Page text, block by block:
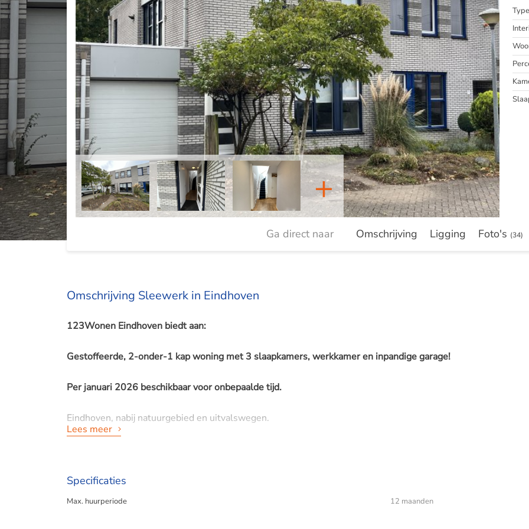
+
Type
Ga direct naar Omschrijving Ligging Foto's (34)
Omschrijving Sleewerk in Eindhoven
123Wonen Eindhoven biedt aan:
Gestoffeerde, 2-onder-1 kap woning met 3 slaapkamers, werkkamer en inpandige garage!
Per januari 2026 beschikbaar voor onbepaalde tijd.
Eindhoven, nabij natuurgebied en uitvalswegen.
INDELING:
Lees meer
Specificaties
Max. huurperiode 12 maanden